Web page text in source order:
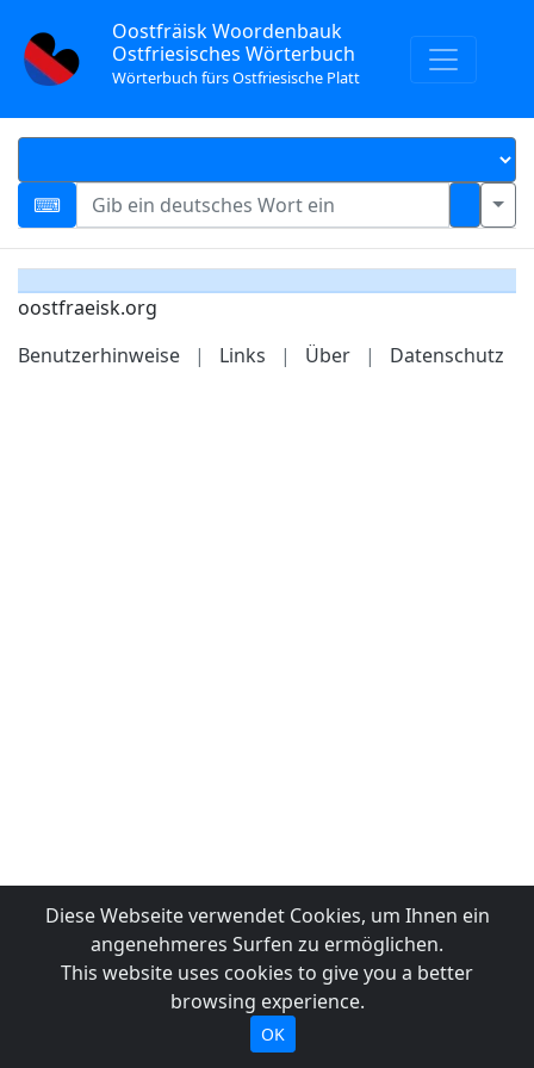
Oostfräisk Woordenbauk
Ostfriesisches Wörterbuch
Wörterbuch fürs Ostfriesische Platt
oostfraeisk.org
Benutzerhinweise
| Links | Über | Datenschutz
Diese Webseite verwendet Cookies, um Ihnen ein
angenehmeres Surfen zu ermöglichen.
This website uses cookies to give you a better
browsing experience.
OK